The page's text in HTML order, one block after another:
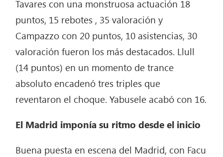
Tavares con una monstruosa actuación 18
puntos, 15 rebotes , 35 valoración y
Campazzo con 20 puntos, 10 asistencias, 30
valoración fueron los más destacados. Llull
(14 puntos) en un momento de trance
absoluto encadenó tres triples que
reventaron el choque. Yabusele acabó con 16.
El Madrid imponía su ritmo desde el inicio
Buena puesta en escena del Madrid, con Facu